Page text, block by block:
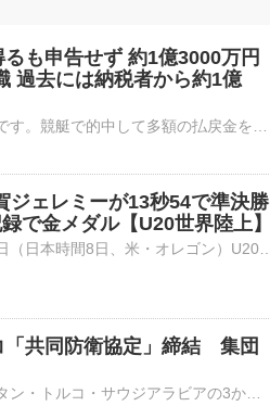
も申告せず 約1億3000万円
過去には納税者から約1億
ジェレミーが13秒54で準決勝
金メダル【U20世界陸上】
「共同防衛協定」締結 集団